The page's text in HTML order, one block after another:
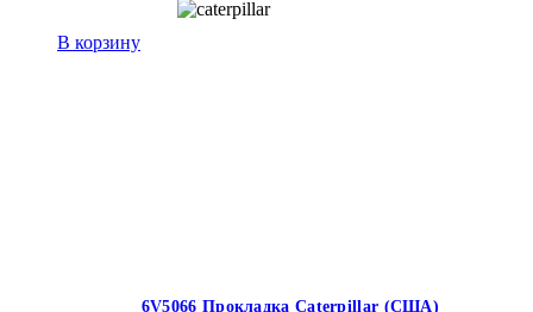
В корзину
6V5066 Прокладка Caterpillar (США)